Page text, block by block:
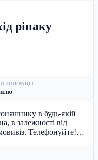
ріпаку
ОПЕРАЦІЇ
в будь-якій
в залежності від
Телефонуйте!